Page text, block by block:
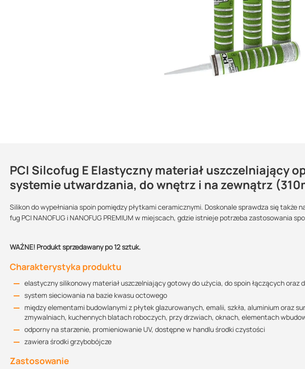
PCI Silcofug E Elastyczny materiał uszczelniający
systemie utwardzania, do wnętrz i na zewnątrz
Silikon do wypełniania spoin pomiędzy płytkami ceramicznymi. Doskonale sprawdza się także
fug PCI NANOFUG i NANOFUG PREMIUM w miejscach, gdzie istnieje potrzeba zastosowania
WAŻNE! Produkt sprzedawany po 12 sztuk.
Charakterystyka produktu
elastyczny silikonowy materiał uszczelniający gotowy do użycia, do spoin łączących oraz
system sieciowania na bazie kwasu octowego
między elementami budowlanymi z płytek glazurowanych, emalii, szkła, aluminium oraz
zmywalniach, kuchennych blatach roboczych, przy drzwiach, oknach, elementach
odporny na starzenie, promieniowanie UV, dostępne w handlu środki czystości
zawiera środki grzybobójcze
Zastosowanie
Reakcja na ogień:
Przechowywanie:
Sprzedajemy na:
Wielkość
anemon 12
anthrazit / antracyt
47
bahama 02
carmel / karmel 03
crocus / krokus 93 czerwonobrązowy 50
ciemny 41
jasnobrązowy 49
lichtgrau /
świetlistoszara 23
magnolia 91 manhattan 18
pergamon 43
sandgrau /
piaskowoszary 22
schwarz / czarny 40
silbergrau /
zementgrau /
Karta techniczna
Karta charakterystyki
557.94 KB
Deklaracja właściwości użytkowych
128.54 KB
Kontakt
Maszy
Skontaktuj się
+48 732 227 697